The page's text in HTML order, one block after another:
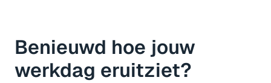
Benieuwd hoe jouw
werkdag eruitziet?